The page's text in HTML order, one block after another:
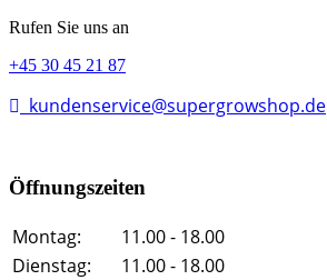
Rufen Sie uns an
+45 30 45 21 87
kundenservice@supergrowshop.de
Öffnungszeiten
Montag:
11.00 - 18.00
Dienstag:
11.00 - 18.00